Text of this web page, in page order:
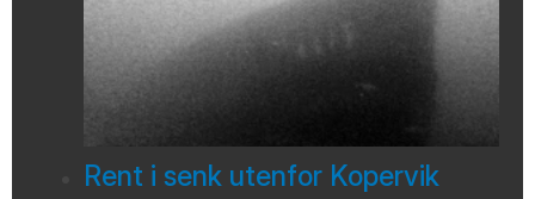
Rent i senk utenfor Kopervik